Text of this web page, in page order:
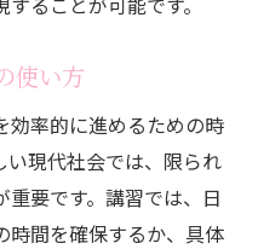
使い方
効率的に進めるための時
い現代社会では、限られ
要です。講習では、日
時間を確保するか、具体